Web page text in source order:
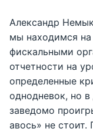
Александр
мы находимся
фискальными
отчетности на
определенные
однодневок, но
заведомо
авось» не стоит.